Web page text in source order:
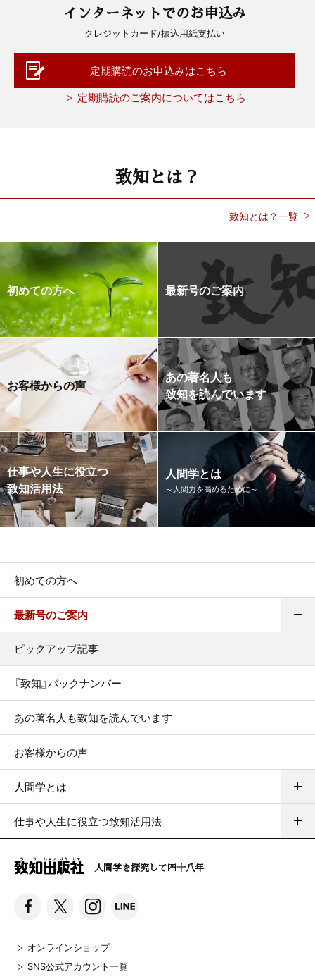
インターネットでのお申込み
クレジットカード/振込用紙支払い
定期購読のお申込みはこちら
定期購読のご案内についてはこちら
致知とは？
致知とは？一覧
初めての方へ 最新号のご案内
お客様からの声
あの著名人も
致知を読んでいます
仕事や人生に役立つ
致知活用法
人間学とは
～人間力を高めるために～
初めての方へ
最新号のご案内
ピックアップ記事
『致知』バックナンバー
あの著名人も致知を読んでいます
お客様からの声
人間学とは
仕事や人生に役立つ致知活用法
人間学を探究して四十八年
オンラインショップ
SNS公式アカウント一覧